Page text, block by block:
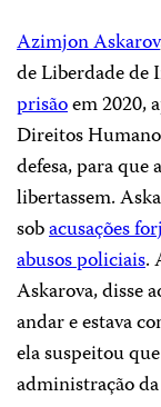
Azimjon Askarov
de Liberdade de
prisãoem 2020,
Direitos
defesa, para
libertassem.
sobacusações
abusos policiais.
Askarova, disse
andar e estava
ela suspeitou
administração